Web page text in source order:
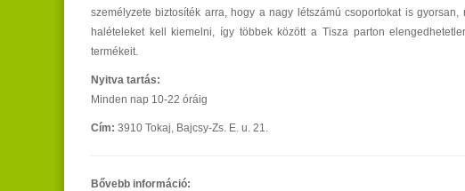
személyzete biztosíték arra, hogy a nagy létszámú csoportokat is
halételeket kell kiemelni, így többek között a Tisza parton
termékeit.
Nyitva tartás:
Minden nap 10-22 óráig
Cím: 3910 Tokaj, Bajcsy-Zs. E. u. 21.
Bővebb információ: